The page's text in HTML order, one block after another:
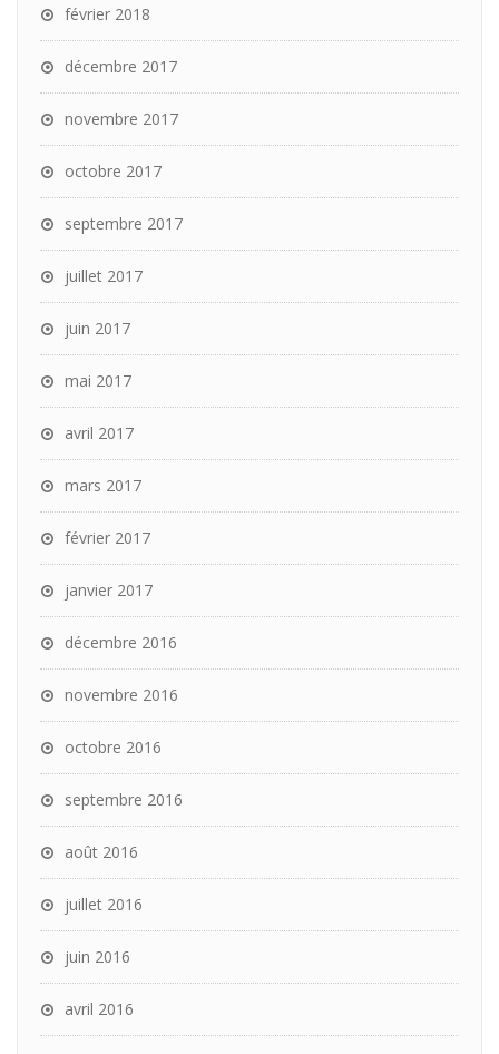
février 2018
décembre 2017
novembre 2017
octobre 2017
septembre 2017
juillet 2017
juin 2017
mai 2017
avril 2017
mars 2017
février 2017
janvier 2017
décembre 2016
novembre 2016
octobre 2016
septembre 2016
août 2016
juillet 2016
juin 2016
avril 2016